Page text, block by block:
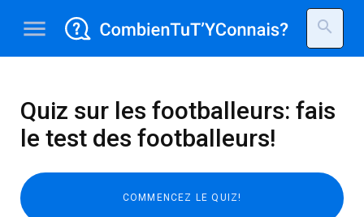
menu search
Quiz sur les footballeurs: fais
le test des footballeurs!